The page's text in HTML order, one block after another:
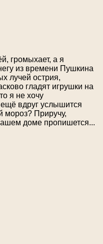
громыхает, а я
из времени Пушкина
лучей острия,
гладят игрушки на
я не хочу
вдруг услышится
мороз? Приручу,
доме пропишется...